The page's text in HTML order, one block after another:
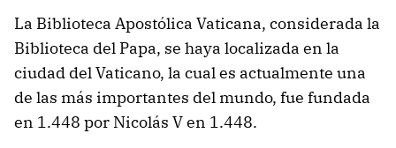
La Biblioteca Apostólica Vaticana, considerada la
Biblioteca del Papa, se haya localizada en la
ciudad del Vaticano, la cual es actualmente una
de las más importantes del mundo, fue fundada
en 1.448 por Nicolás V en 1.448.